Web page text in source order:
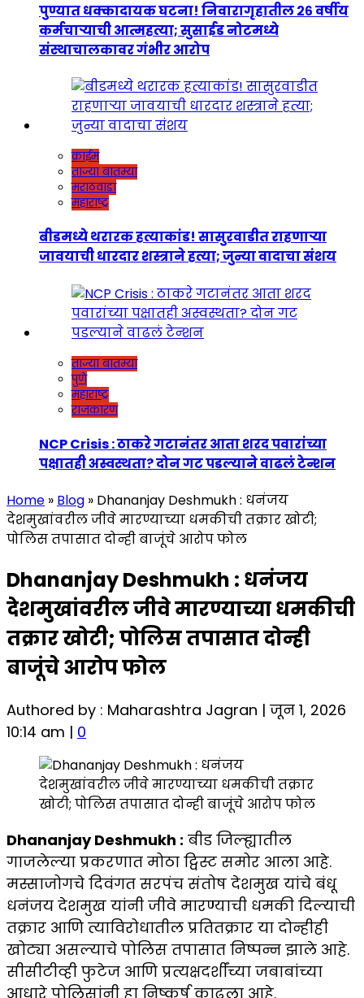
पुण्यात धक्कादायक घटना! निवारागृहातील २६ वर्षीय
कर्मचाऱ्याची आत्महत्या; सुसाईड नोटमध्ये
संस्थाचालकावर गंभीर आरोप
क्राईम
ताज्या बातम्या
मराठवाडा
महाराष्ट्र
बीडमध्ये थरारक हत्याकांड! सासुरवाडीत राहणाऱ्या
जावयाची धारदार शस्त्राने हत्या; जुन्या वादाचा संशय
ताज्या बातम्या
पुणे
महाराष्ट्र
राजकारण
NCP Crisis : ठाकरे गटानंतर आता शरद पवारांच्या
पक्षातही अस्वस्थता? दोन गट पडल्याने वाढलं टेन्शन
Home » Blog » Dhananjay Deshmukh : धनंजय
देशमुखांवरील जीवे मारण्याच्या धमकीची तक्रार खोटी;
पोलिस तपासात दोन्ही बाजूंचे आरोप फोल
Dhananjay Deshmukh : धनंजय
देशमुखांवरील जीवे मारण्याच्या धमकीची
तक्रार खोटी; पोलिस तपासात दोन्ही
बाजूंचे आरोप फोल
Authored by : Maharashtra Jagran | जून 1, 2026
10:14 am | 0
Dhananjay Deshmukh : बीड जिल्ह्यातील
गाजलेल्या प्रकरणात मोठा ट्विस्ट समोर आला आहे.
मस्साजोगचे दिवंगत सरपंच संतोष देशमुख यांचे बंधू
धनंजय देशमुख यांनी जीवे मारण्याची धमकी दिल्याची
तक्रार आणि त्याविरोधातील प्रतितक्रार या दोन्हीही
खोट्या असल्याचे पोलिस तपासात निष्पन्न झाले आहे.
सीसीटीव्ही फुटेज आणि प्रत्यक्षदर्शींच्या जबाबांच्या
आधारे पोलिसांनी हा निष्कर्ष काढला आहे.